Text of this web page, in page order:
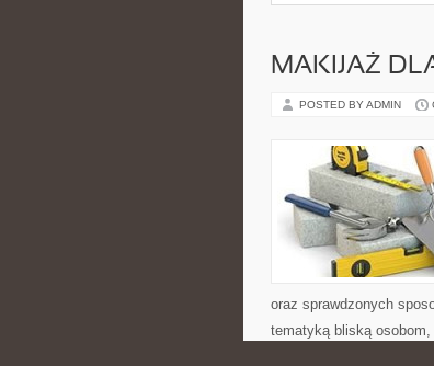
MAKIJAŻ
POSTED BY ADMIN
oraz sprawdzonych
tematyką bliską